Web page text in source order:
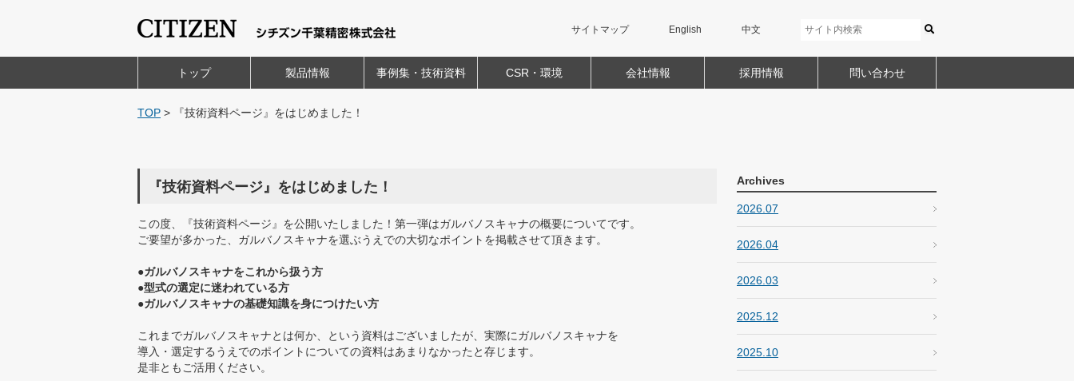
サイトマップ English 中文
トップ 製品情報 事例集・技術資料 CSR・環境 会社情報 採用情報 問い合わせ
TOP > 『技術資料ページ』をはじめました！
『技術資料ページ』をはじめました！
この度、『技術資料ページ』を公開いたしました！第一弾はガルバノスキャナの概要についてです。
ご要望が多かった、ガルバノスキャナを選ぶうえでの大切なポイントを掲載させて頂きます。
●ガルバノスキャナをこれから扱う方
●型式の選定に迷われている方
●ガルバノスキャナの基礎知識を身につけたい方
これまでガルバノスキャナとは何か、という資料はございましたが、実際にガルバノスキャナを
導入・選定するうえでのポイントについての資料はあまりなかったと存じます。
是非ともご活用ください。
Archives
2026.07
2026.04
2026.03
2025.12
2025.10